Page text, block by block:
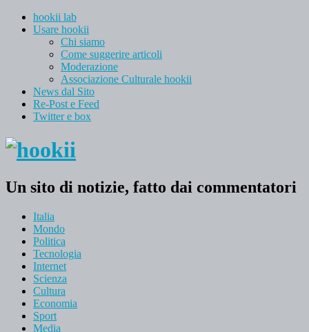
hookii lab
Usare hookii
Chi siamo
Come suggerire articoli
Moderazione
Associazione Culturale hookii
News dal Sito
Re-Post e Feed
Twitter e box
Un sito di notizie, fatto dai commentatori
Italia
Mondo
Politica
Tecnologia
Internet
Scienza
Cultura
Economia
Sport
Media